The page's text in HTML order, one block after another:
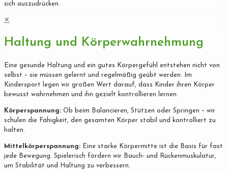
sich auszudrücken.
✕
Haltung und Körperwahrnehmung
Eine gesunde Haltung und ein gutes Körpergefühl entstehen nicht von
selbst – sie müssen gelernt und regelmäßig geübt werden. Im
Kindersport legen wir großen Wert darauf, dass Kinder ihren Körper
bewusst wahrnehmen und ihn gezielt kontrollieren lernen.
Körperspannung: Ob beim Balancieren, Stützen oder Springen – wir
schulen die Fähigkeit, den gesamten Körper stabil und kontrolliert zu
halten.
Mittelkörperspannung: Eine starke Körpermitte ist die Basis für fast
jede Bewegung. Spielerisch fördern wir Bauch- und Rückenmuskulatur,
um Stabilität und Haltung zu verbessern.